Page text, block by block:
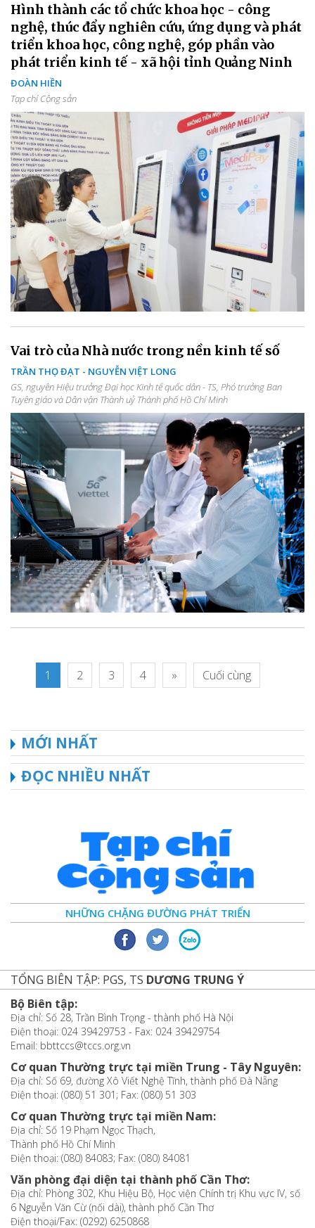
Hình thành các tổ chức khoa học - công
nghệ, thúc đẩy nghiên cứu, ứng dụng và phát
triển khoa học, công nghệ, góp phần vào
phát triển kinh tế - xã hội tỉnh Quảng Ninh
ĐOÀN HIỀN
Tạp chí Cộng sản
Vai trò của Nhà nước trong nền kinh tế số
TRẦN THỌ ĐẠT - NGUYỄN VIỆT LONG
GS, nguyên Hiệu trưởng Đại học Kinh tế quốc dân - TS, Phó trưởng Ban
Tuyên giáo và Dân vận Thành uỷ Thành phố Hồ Chí Minh
1 2 3 4 » Cuối cùng
MỚI NHẤT
ĐỌC NHIỀU NHẤT
NHỮNG CHẶNG ĐƯỜNG PHÁT TRIỂN
TỔNG BIÊN TẬP: PGS, TS DƯƠNG TRUNG Ý
Bộ Biên tập:
Địa chỉ: Số 28, Trần Bình Trọng - thành phố Hà Nội
Điện thoại: 024 39429753 - Fax: 024 39429754
Email: bbttccs@tccs.org.vn
Cơ quan Thường trực tại miền Trung - Tây Nguyên:
Địa chỉ: Số 69, đường Xô Viết Nghệ Tĩnh, thành phố Đà Nẵng
Điện thoại: (080) 51 301; Fax: (080) 51 303
Cơ quan Thường trực tại miền Nam:
Địa chỉ: Số 19 Phạm Ngọc Thạch,
Thành phố Hồ Chí Minh
Điện thoại: (080) 84083; Fax: (080) 84081
Văn phòng đại diện tại thành phố Cần Thơ:
Địa chỉ: Phòng 302, Khu Hiệu Bộ, Học viện Chính trị Khu vực IV, số
6 Nguyễn Văn Cừ (nối dài), thành phố Cần Thơ
Điện thoại/Fax: (0292) 6250868